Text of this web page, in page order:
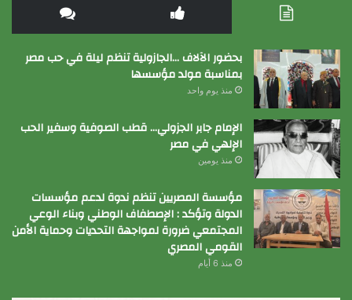
بحضور الآلاف …الجازولية تنظم ليلة في حب مصر
بمناسبة مولد مؤسسها
منذ يوم واحد
الإمام جابر الجزولي… قطب الصوفية وسفير الحب
الإلهي في مصر
منذ يومين
مؤسسة المصريين تنظم ندوة لدعم مؤسسات
الدولة وتؤكد : الإصطفاف الوطني وبناء الوعي
المجتمعي ضرورة لمواجهة التحديات وحماية الأمن
القومي المصري
منذ 6 أيام